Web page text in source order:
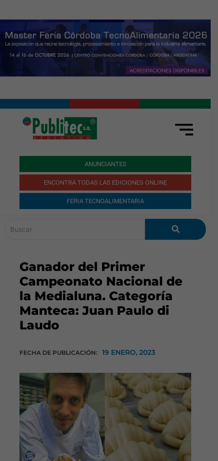
ANUNCIANTES
ENCONTRÁ TODAS LAS EDICIONES ONLINE
FERIA TECNOALIMENTARIA
Ganador del Primer
Campeonato Nacional de
la Medialuna. Categoría
Manteca: Juan Paulo di
Laudo
FECHA DE PUBLICACIÓN: 19 ENERO, 2023